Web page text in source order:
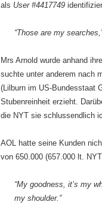
als User #4417749
“Those are my
Mrs Arnold wurde anhand
suchte unter anderem nach
(Lilburn im US-Bundesstaat
Stubenreinheit erzieht.
die NYT sie schlussendlich
AOL hatte seine Kunden
von 650.000 (657.000 lt.
“My goodness, it’s my
my shoulder.”